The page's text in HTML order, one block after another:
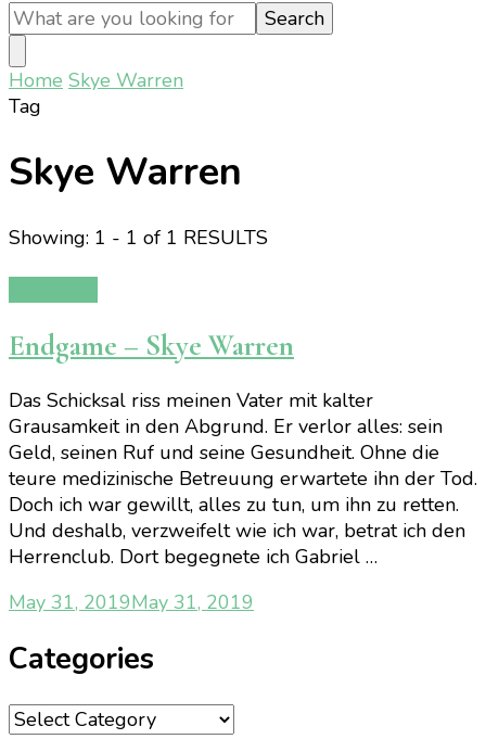
for
Something?
Home Skye Warren
Tag
Skye Warren
Showing: 1 - 1 of 1 RESULTS
Endgame – Skye Warren
Das Schicksal riss meinen Vater mit kalter
Grausamkeit in den Abgrund. Er verlor alles: sein
Geld, seinen Ruf und seine Gesundheit. Ohne die
teure medizinische Betreuung erwartete ihn der Tod.
Doch ich war gewillt, alles zu tun, um ihn zu retten.
Und deshalb, verzweifelt wie ich war, betrat ich den
Herrenclub. Dort begegnete ich Gabriel …
May 31, 2019May 31, 2019
Categories
Categories